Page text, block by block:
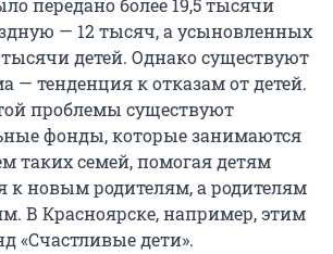
передано более 19,5 тысячи
— 12 тысяч, а усыновленных
детей. Однако существуют
— тенденция к отказам от детей.
проблемы существуют
фонды, которые занимаются
таких семей, помогая детям
к новым родителям, а родителям
В Красноярске, например, этим
«Счастливые дети».